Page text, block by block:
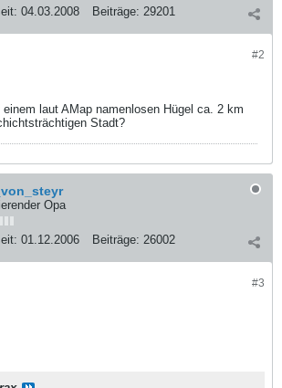
04.03.2008 Beiträge: 29201
#2
laut AMap namenlosen Hügel ca. 2 km
Stadt?
Opa
01.12.2006 Beiträge: 26002
#3